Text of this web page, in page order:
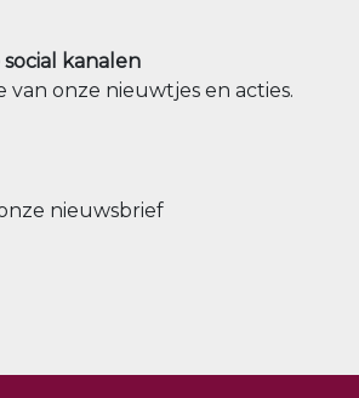
kanalen
van onze nieuwtjes en acties.
nieuwsbrief